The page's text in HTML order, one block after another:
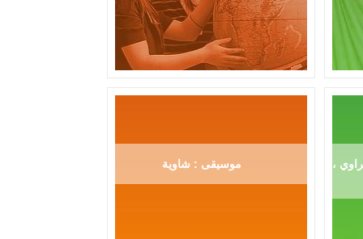
موسيقى : شاوية
،